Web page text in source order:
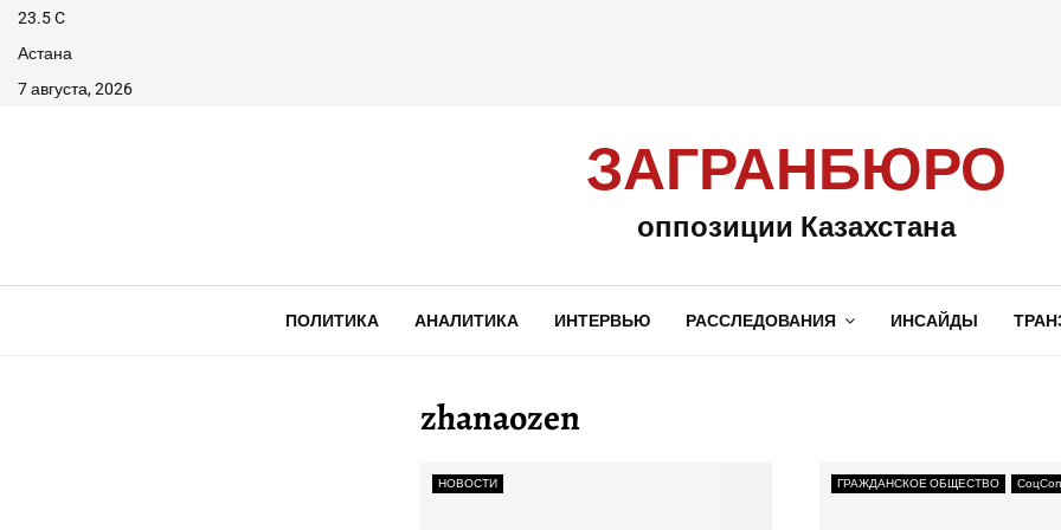
23.5C
Астана
7 августа, 2026
ЗАГРАНБЮРО
оппозиции Казахстана
ПОЛИТИКА АНАЛИТИКА ИНТЕРВЬЮ РАССЛЕДОВАНИЯ ИНСАЙДЫ
zhanaozen
НОВОСТИ ГРАЖДАНСКОЕ ОБЩЕСТВО